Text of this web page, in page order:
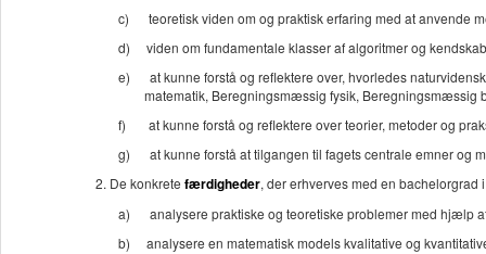
c)
teoretisk viden om og praktisk erfaring med at anvende
d)
viden om fundamentale klasser af algoritmer og
e)
at kunne forstå og reflektere over, hvorledes
matematik, Beregningsmæssig fysik, Beregningsmæssig
f)
at kunne forstå og reflektere over teorier, metoder og
g)
at kunne forstå at tilgangen til fagets centrale emner
De konkrete færdigheder, der erhvervesmed en bachelorgrad
a)
analysere praktiske og teoretiske problemer med hjælp
b)
analysere en matematisk models kvalitative og